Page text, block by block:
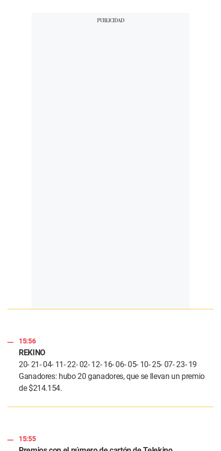
15:56
REKINO
20- 21- 04- 11- 22- 02- 12- 16- 06- 05- 10- 25- 07- 23- 19
Ganadores: hubo 20 ganadores, que se llevan un premio
de $214.154.
15:55